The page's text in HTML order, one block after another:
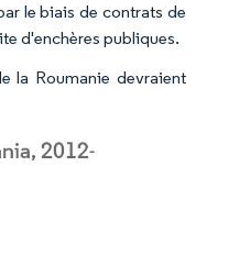
le biais de contrats de
d'enchères publiques.
la Roumanie devraient